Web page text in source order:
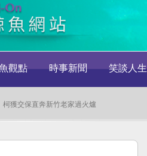
觀點 時事新聞 笑談人生
柯獲交保直奔新竹老家過火爐